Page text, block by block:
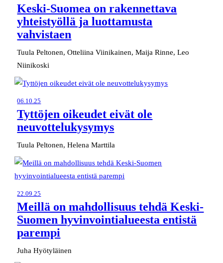
Keski-Suomea on rakennettava
yhteistyöllä ja luottamusta
vahvistaen
Tuula Peltonen, Otteliina Viinikainen, Maija Rinne, Leo
Niinikoski
06.10.25
Tyttöjen oikeudet eivät ole
neuvottelukysymys
Tuula Peltonen, Helena Marttila
22.09.25
Meillä on mahdollisuus tehdä Keski-
Suomen hyvinvointialueesta entistä
parempi
Juha Hyötyläinen